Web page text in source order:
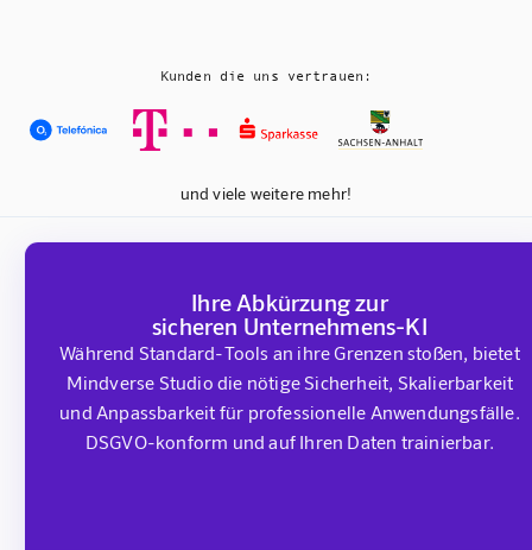
Kunden die uns vertrauen:
und viele weitere mehr!
Ihre Abkürzung zur
sicheren Unternehmens-KI
Während Standard-Tools an ihre Grenzen stoßen, bietet
Mindverse Studio die nötige Sicherheit, Skalierbarkeit
und Anpassbarkeit für professionelle Anwendungsfälle.
DSGVO-konform und auf Ihren Daten trainierbar.